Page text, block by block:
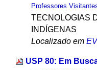
Professores
TECNOLOGIAS
INDÍGENAS
Localizado em
USP 80: Em